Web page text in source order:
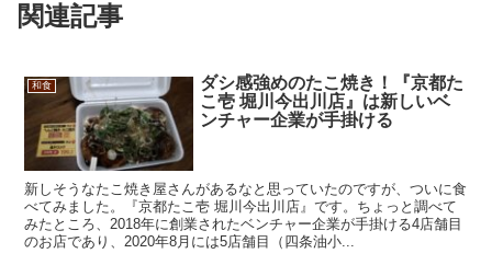
関連記事
和食
ダシ感強めのたこ焼き！『京都た
こ壱 堀川今出川店』は新しいベ
ンチャー企業が手掛ける
新しそうなたこ焼き屋さんがあるなと思っていたのですが、ついに食
べてみました。『京都たこ壱 堀川今出川店』です。ちょっと調べて
みたところ、2018年に創業されたベンチャー企業が手掛ける4店舗目
のお店であり、2020年8月には5店舗目（四条油小...